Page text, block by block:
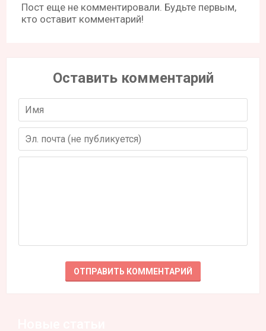
Пост еще не комментировали. Будьте первым,
кто оставит комментарий!
Оставить комментарий